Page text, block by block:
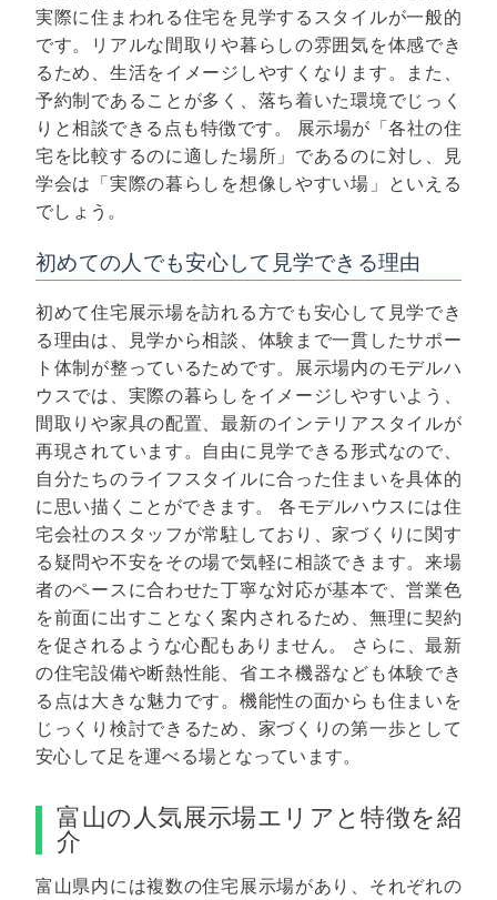
実際に住まわれる住宅を見学するスタイルが一般的
です。リアルな間取りや暮らしの雰囲気を体感でき
るため、生活をイメージしやすくなります。また、
予約制であることが多く、落ち着いた環境でじっく
りと相談できる点も特徴です。
展示場が「各社の住
宅を比較するのに適した場所」であるのに対し、見
学会は「実際の暮らしを想像しやすい場」といえる
でしょう。
初めての人でも安心して見学できる理由
初めて住宅展示場を訪れる方でも安心して見学でき
る理由は、見学から相談、体験まで一貫したサポー
ト体制が整っているためです。展示場内のモデルハ
ウスでは、実際の暮らしをイメージしやすいよう、
間取りや家具の配置、最新のインテリアスタイルが
再現されています。自由に見学できる形式なので、
自分たちのライフスタイルに合った住まいを具体的
に思い描くことができます。
各モデルハウスには住
宅会社のスタッフが常駐しており、家づくりに関す
る疑問や不安をその場で気軽に相談できます。来場
者のペースに合わせた丁寧な対応が基本で、営業色
を前面に出すことなく案内されるため、無理に契約
を促されるような心配もありません。
さらに、最新
の住宅設備や断熱性能、省エネ機器なども体験でき
る点は大きな魅力です。機能性の面からも住まいを
じっくり検討できるため、家づくりの第一歩として
安心して足を運べる場となっています。
富山の人気展示場エリアと特徴を紹
介
富山県内には複数の住宅展示場があり、それぞれの